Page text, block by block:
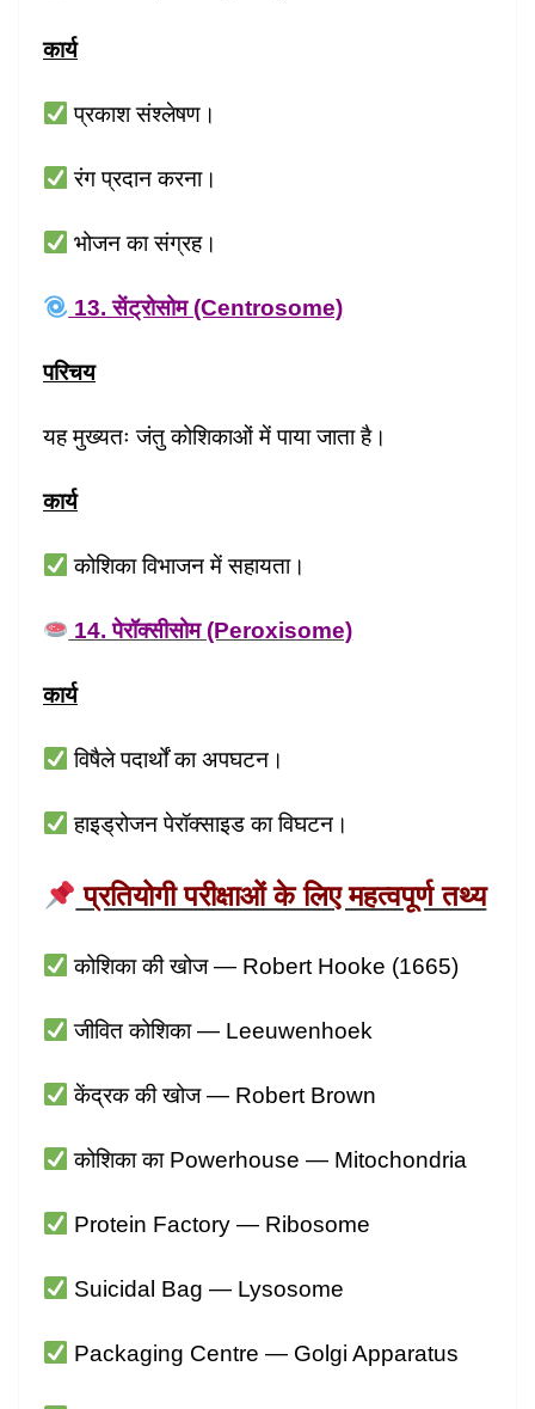
कार्य
प्रकाश संश्लेषण।
रंग प्रदान करना।
भोजन का संग्रह।
13. सेंट्रोसोम (Centrosome)
परिचय
यह मुख्यतः जंतु कोशिकाओं में पाया जाता है।
कार्य
कोशिका विभाजन में सहायता।
14. पेरॉक्सीसोम (Peroxisome)
कार्य
विषैले पदार्थों का अपघटन।
हाइड्रोजन पेरॉक्साइड का विघटन।
प्रतियोगी परीक्षाओं के लिए महत्वपूर्ण तथ्य
कोशिका की खोज — Robert Hooke (1665)
जीवित कोशिका — Leeuwenhoek
केंद्रक की खोज — Robert Brown
कोशिका का Powerhouse — Mitochondria
Protein Factory — Ribosome
Suicidal Bag — Lysosome
Packaging Centre — Golgi Apparatus